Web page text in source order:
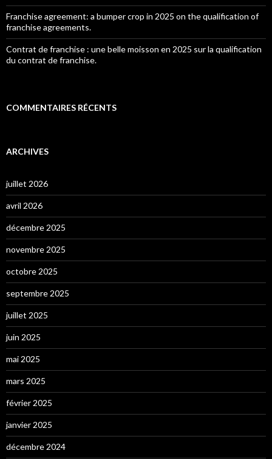
Franchise agreement: a bumper crop in 2025 on the qualification of
franchise agreements.
Contrat de franchise : une belle moisson en 2025 sur la qualification
du contrat de franchise.
COMMENTAIRES RÉCENTS
ARCHIVES
juillet 2026
avril 2026
décembre 2025
novembre 2025
octobre 2025
septembre 2025
juillet 2025
juin 2025
mai 2025
mars 2025
février 2025
janvier 2025
décembre 2024